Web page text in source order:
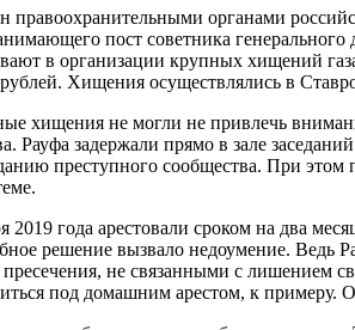
правоохранительными органами
пост советника
в организации крупных хищений
Хищения осуществлялись в
хищения не могли не привлечь
Рауфа задержали прямо в зале
преступного сообщества. При
2019 года арестовали сроком на два
решение вызвало недоумение. Ведь
не связанными с лишением
под домашним арестом, к примеру.